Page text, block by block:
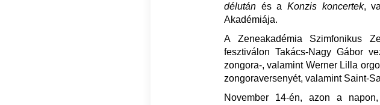
délutánés aKonzis koncertek,
Akadémiája.
A Zeneakadémia Szimfonikus
fesztiválon Takács-Nagy Gábor
zongora-, valamint Werner Lilla
zongoraversenyét, valamint Saint-
November 14-én, azon a